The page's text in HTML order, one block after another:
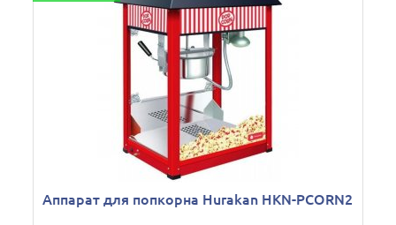
Аппарат для попкорна Hurakan HKN-PCORN2